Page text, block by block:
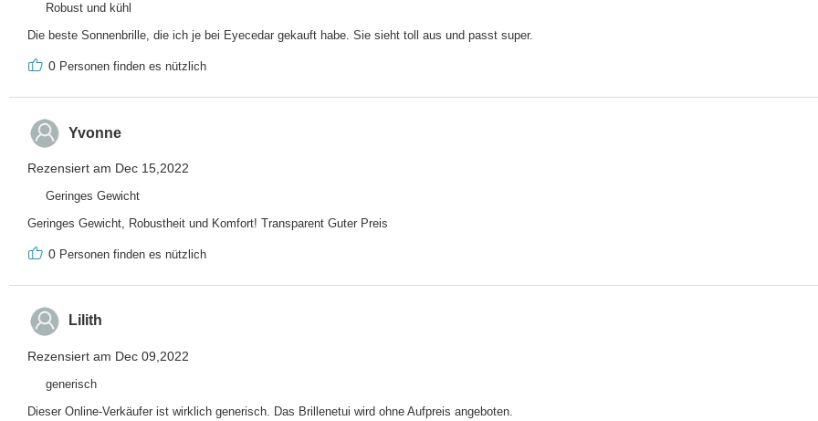
Robust und kühl
Die beste Sonnenbrille, die ich je bei Eyecedar gekauft habe. Sie sieht toll aus und passt super.
0 Personen finden es nützlich
Yvonne
Rezensiert am Dec 15,2022
Geringes Gewicht
Geringes Gewicht, Robustheit und Komfort! Transparent Guter Preis
0 Personen finden es nützlich
Lilith
Rezensiert am Dec 09,2022
generisch
Dieser Online-Verkäufer ist wirklich generisch. Das Brillenetui wird ohne Aufpreis angeboten.